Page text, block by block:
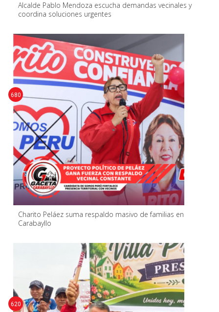
Alcalde Pablo Mendoza escucha demandas vecinales y
coordina soluciones urgentes
Charito Peláez suma respaldo masivo de familias en
Carabayllo
680
620